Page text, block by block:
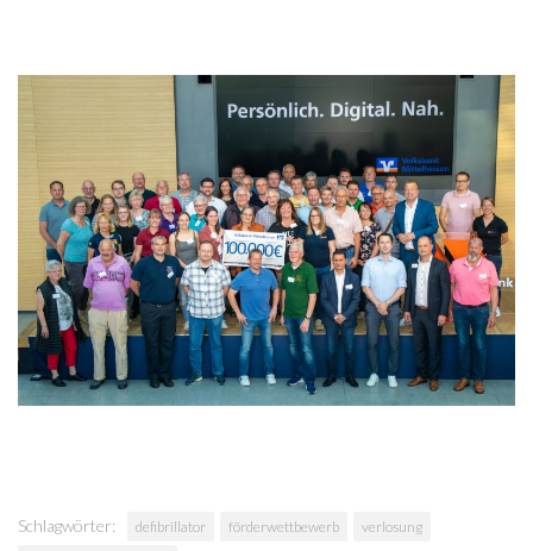
Schlagwörter: defibrillator förderwettbewerb
verlosung